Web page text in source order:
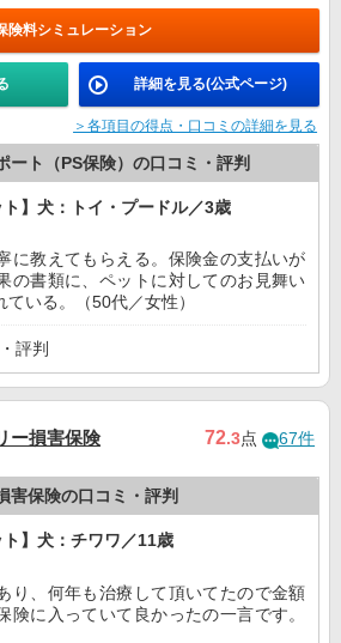
険料シミュレーション
詳細を見る(公式ページ)
＞各項目の得点・口コミの詳細を見る
ート（PS保険）の口コミ・評判
ト】犬：トイ・プードル／3歳
に教えてもらえる。保険金の支払いが
の書類に、ペットに対してのお見舞い
いる。（50代／女性）
評判
ー損害保険 72.3点 67件
害保険の口コミ・評判
ト】犬：チワワ／11歳
り、何年も治療して頂いてたので金額
険に入っていて良かったの一言です。